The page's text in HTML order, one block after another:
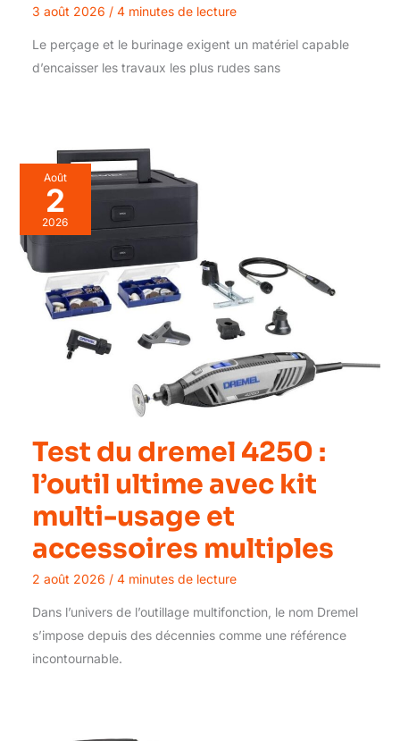
3 août 2026 / 4 minutes de lecture
Le perçage et le burinage exigent un matériel capable
d’encaisser les travaux les plus rudes sans
Août
2
2026
Test du dremel 4250 :
l’outil ultime avec kit
multi-usage et
accessoires multiples
2 août 2026 / 4 minutes de lecture
Dans l’univers de l’outillage multifonction, le nom Dremel
s’impose depuis des décennies comme une référence
incontournable.